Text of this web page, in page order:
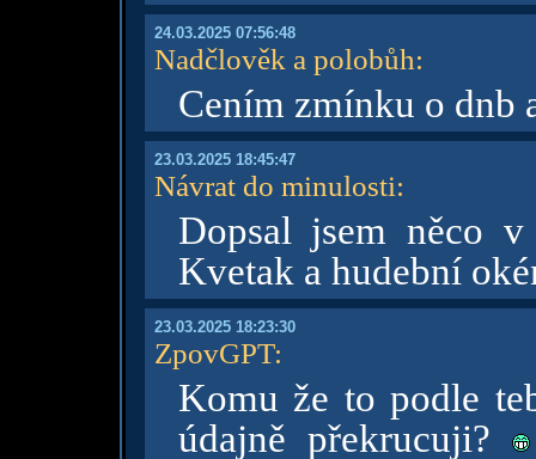
24.03.2025 07:56:48
Nadčlověk a polobůh:
Cením zmínku o dnb
23.03.2025 18:45:47
Návrat do minulosti:
Dopsal jsem něco
Kvetak a hudební
23.03.2025 18:23:30
ZpovGPT:
Komu že to podle
údajně překrucuji?